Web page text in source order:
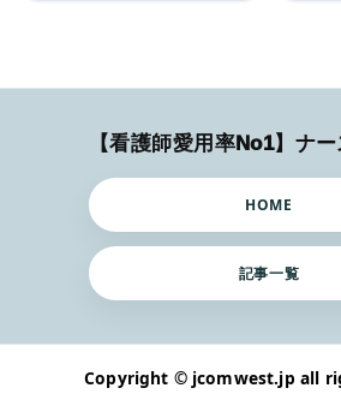
HOME
記事一覧
Copyright © jcomwest.jp all